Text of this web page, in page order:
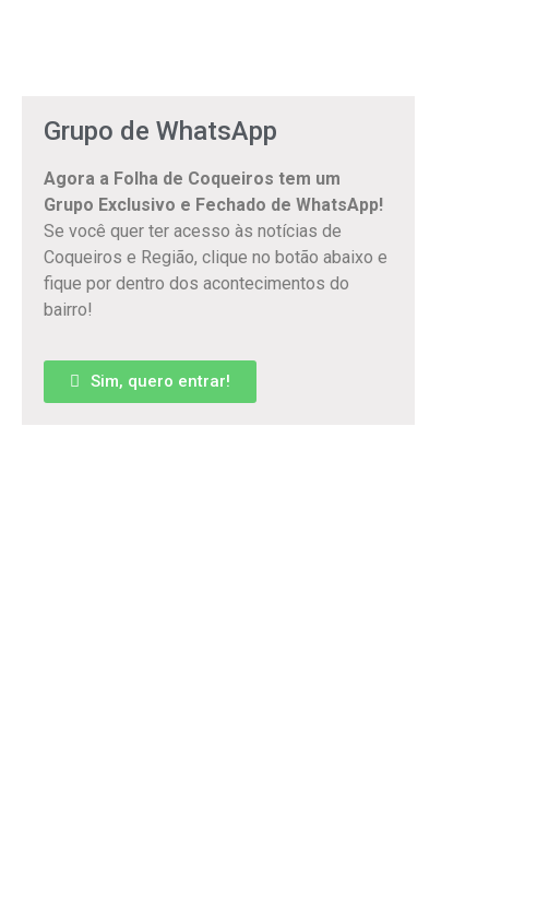
Grupo de WhatsApp
Agora a Folha de Coqueiros tem um
Grupo Exclusivo e Fechado de WhatsApp!
Se você quer ter acesso às notícias de
Coqueiros e Região, clique no botão abaixo e
fique por dentro dos acontecimentos do
bairro!
Sim, quero entrar!